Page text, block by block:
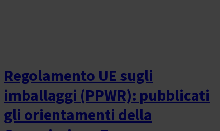
Regolamento UE sugli
imballaggi (PPWR): pubblicati
gli orientamenti della